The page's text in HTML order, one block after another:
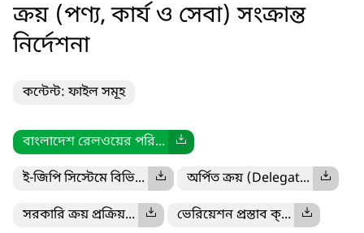
ক্রয় (পণ্য, কার্য ও সেবা) সংক্রান্ত
নির্দেশনা
কন্টেন্ট: ফাইল সমূহ
বাংলাদেশ রেলওয়ের পরি...
ই-জিপি সিস্টেমে বিভি... অর্পিত ক্রয় (Delegat...
সরকারি ক্রয় প্রক্রিয়... ভেরিয়েশন প্রস্তাব ক্...